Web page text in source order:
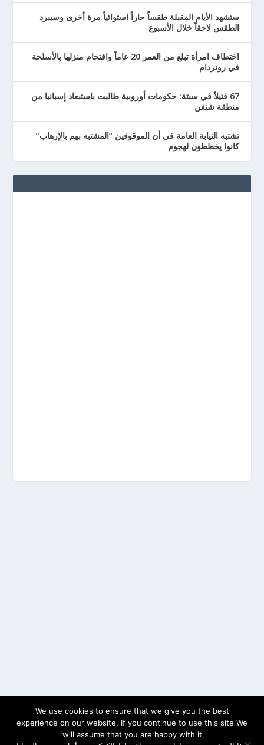
ستشهد الأيام المقبلة طقساً حاراً استوائياً مرة أخرى وسيبرد
الطقس لاحقاً خلال الأسبوع
اختطاف امرأة تبلغ من العمر 20 عاماً واقتحام منزلها بالأسلحة
في روتردام
67 قتيلاً في سبتة: حكومات أوروبية طالبت باستبعاد إسبانيا من
منطقة شنغن
تشتبه النيابة العامة في أن الموقوفين “المشتبه بهم بالإرهاب”
كانوا يخططون لهجوم
We use cookies to ensure that we give you the best
experience on our website. If you continue to use this site We
will assume that you are happy with it